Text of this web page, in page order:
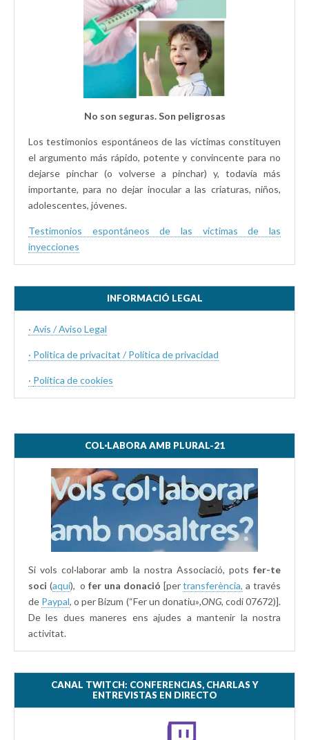
No son seguras. Son peligrosas
Los testimonios espontáneos de las víctimas constituyen
el argumento más rápido, potente y convincente para no
dejarse pinchar (o volverse a pinchar) y, todavía más
importante, para no dejar inocular a las criaturas, niños,
adolescentes, jóvenes.
Testimonios espontáneos de las víctimas de las
inyecciones
INFORMACIÓ LEGAL
· Avís / Aviso Legal
· Politica de privacitat / Política de privacidad
· Política de cookies
COL·LABORA AMB PLURAL-21
Si vols col·laborar amb la nostra Associació, pots fer-te
soci (aquí), ofer una donació [pertransferència, a través
de Paypal, o per Bizum (“Fer un donatiu»,ONG, codi 07672)].
De les dues maneres ens ajudes a mantenir la nostra
activitat.
CANAL TWITCH: CONFERENCIAS, CHARLAS Y
ENTREVISTAS EN DIRECTO